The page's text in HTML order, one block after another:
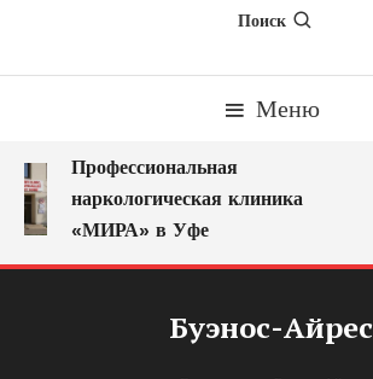
Поиск
Меню
Профессиональная
наркологическая клиника
«МИРА» в Уфе
Буэнос-Айрес